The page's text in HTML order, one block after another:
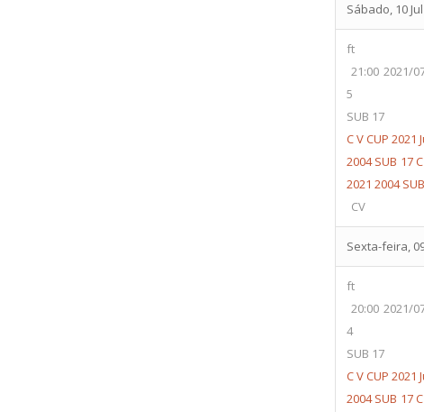
Sábado, 10 Jul
ft
2021/
21:00
5
SUB 17
C V CUP 2021
2004 SUB 17
2021 2004
CV
Sexta-feira,
ft
2021/
20:00
4
SUB 17
C V CUP 2021
2004 SUB 17